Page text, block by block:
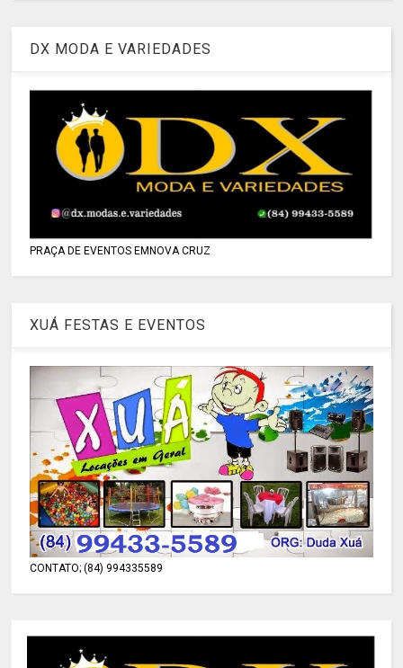
DX MODA E VARIEDADES
PRAÇA DE EVENTOS EMNOVA CRUZ
XUÁ FESTAS E EVENTOS
CONTATO; (84) 994335589